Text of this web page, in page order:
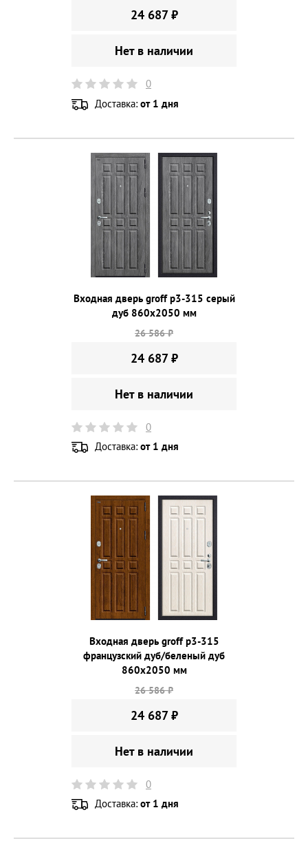
24 687 ₽
Нет в наличии
0
Доставка: от 1 дня
Входная дверь groff p3-315 серый
дуб 860х2050 мм
26 586 ₽
24 687 ₽
Нет в наличии
0
Доставка: от 1 дня
Входная дверь groff p3-315
французский дуб/беленый дуб
860х2050 мм
26 586 ₽
24 687 ₽
Нет в наличии
0
Доставка: от 1 дня